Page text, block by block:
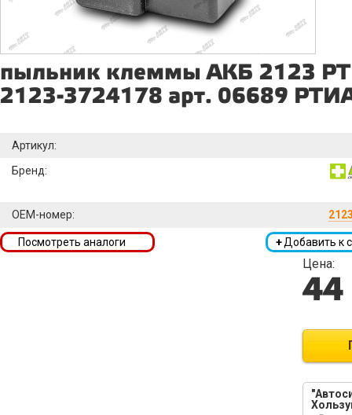
пыльник клеммы АКБ 2123
2123-3724178 арт. 06689
Артикул:
Бренд:
OEM-номер:
+Добавить к
Посмотреть аналоги
Цена:
44